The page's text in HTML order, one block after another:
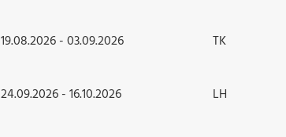
19.08.2026 - 03.09.2026 TK
24.09.2026 - 16.10.2026 LH